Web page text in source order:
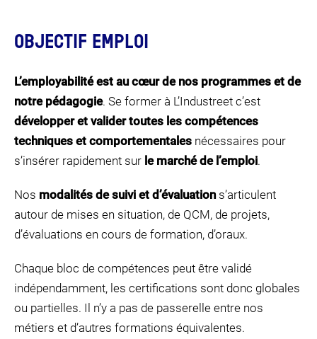
OBJECTIF EMPLOI
L’employabilité est au cœur de nos programmes et de
notre pédagogie. Se former à L’Industreet c’est
développer et valider toutes les compétences
techniques et comportementales nécessaires pour
s’insérer rapidement sur le marché de l’emploi.
Nos modalités de suivi et d’évaluations’articulent
autour de mises en situation, de QCM, de projets,
d’évaluations en cours de formation, d’oraux.
Chaque bloc de compétences peut être validé
indépendamment, les certifications sont donc globales
ou partielles. Il n’y a pas de passerelle entre nos
métiers et d’autres formations équivalentes.